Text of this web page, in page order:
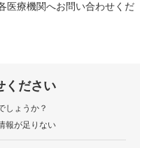
医療機関へお問い合わせくだ
ください
しょうか？
報が足りない